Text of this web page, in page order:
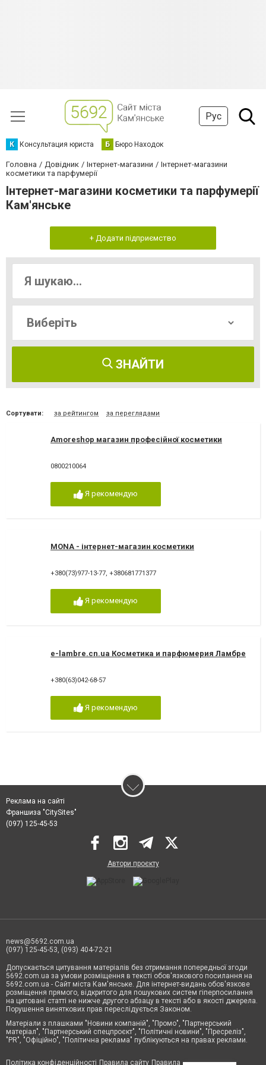
Рус
К Консультация юриста Б Бюро Находок
Головна Довідник Інтернет-магазини
Інтернет-магазини
косметики та парфумерії
Інтернет-магазини косметики та парфумерії
Кам'янське
+ Додати підприємство
ЗНАЙТИ
Сортувати: за рейтингом за переглядами
Amoreshop магазин професійної косметики
0800210064
Я рекомендую
MONA - інтернет-магазин косметики
+380(73)977-13-77, +380681771377
Я рекомендую
e-lambre.cn.ua Косметика и парфюмерия Ламбре
+380(63)042-68-57
Я рекомендую
Реклама на сайті
Франшиза "CitySites"
(097) 125-45-53
Автори проєкту
news@5692.com.ua
(097) 125-45-53, (093) 404-72-21
Допускається цитування матеріалів без отримання попередньої згоди
5692.com.ua за умови розміщення в тексті обов'язкового посилання на
5692.com.ua - Сайт міста Кам'янське. Для інтернет-видань обов'язкове
розміщення прямого, відкритого для пошукових систем гіперпосилання
на цитовані статті не нижче другого абзацу в тексті або в якості джерела.
Порушення виняткових прав переслідується Законом.
Матеріали з плашками "Новини компаній", "Промо", "Партнерський
матеріал", "Партнерський спецпроєкт", "Політичні новини", "Пресреліз",
"PR", "Офіційно", "Політична реклама" публікуються на правах реклами.
Політика конфіденційності Правила сайту Правила